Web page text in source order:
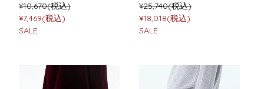
¥10,670(税込)
¥7,469(税込)
SALE
¥25,740(税込)
¥18,018(税込)
SALE